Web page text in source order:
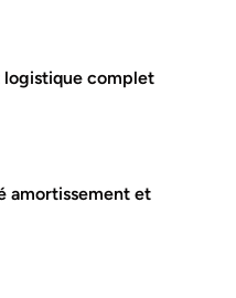
complet
amortissement et